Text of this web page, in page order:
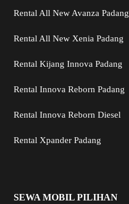
Rental All New Avanza Padang
Rental All New Xenia Padang
Rental Kijang Innova Padang
Rental Innova Reborn Padang
Rental Innova Reborn Diesel
Rental Xpander Padang
SEWA MOBIL PILIHAN